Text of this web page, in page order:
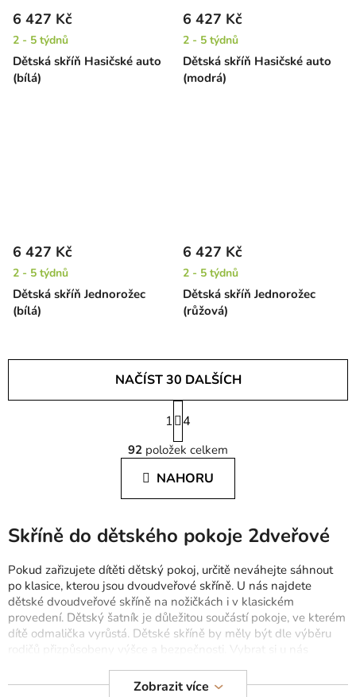
Dětská skříň Hasičské auto
(bílá)
6 427 Kč
2 - 5 týdnů
Dětská skříň Hasičské auto
(modrá)
6 427 Kč
2 - 5 týdnů
Dětská skříň Jednorožec
(bílá)
6 427 Kč
2 - 5 týdnů
Dětská skříň Jednorožec
(růžová)
6 427 Kč
2 - 5 týdnů
O
v
l
á
d
c
p
r
v
k
ý
NAČÍST 30 DALŠÍCH
S
t
r
á
k
o
á
n
1 4
92 položek celkem
NAHORU
Skříně do dětského pokoje 2dveřové
Pokud zařizujete dítěti dětský pokoj, určitě neváhejte sáhnout
po klasice, kterou jsou dvoudveřové skříně. U nás najdete
dětské dvoudveřové skříně na nožičkách i v klasickém
provedení. Dětský šatník je důležitou součástí pokoje, ve kterém
dítě odmalička vyrůstá. Dětské skříně by měly být dle výběru
rodičů přizpůsobeny výšce a bezpečnosti. Vybrat si u nás
skřínípro vaše dítě. Zobrazit více